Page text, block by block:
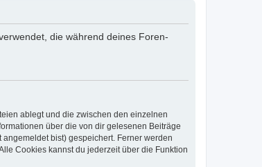
die während deines Foren-
ablegt und die zwischen den einzelnen
über die von dir gelesenen Beiträge
bist) gespeichert. Ferner werden
Cookies kannst du jederzeit über die Funktion